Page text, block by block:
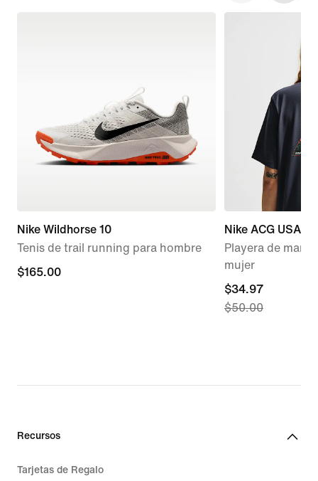
Nike Wildhorse 10
Tenis de trail running para hombre
$165.00
$165.00
Nike ACG USA
Playera de
mujer
current
price
$50.00
$34.97
$50.00
Recursos
Tarjetas de Regalo